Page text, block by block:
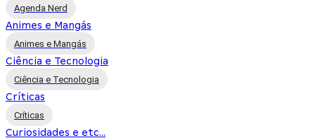
Agenda Nerd
Animes e Mangás
Animes e Mangás
Ciência e Tecnologia
Ciência e Tecnologia
Críticas
Críticas
Curiosidades e etc...